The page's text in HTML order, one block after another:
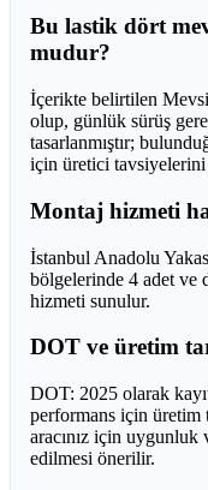
Bu lastik dört
mudur?
İçerikte belirtilen
olup, günlük sürüş
tasarlanmıştır;
için üretici tavsiyelerini
Montaj hizmeti
İstanbul Anadolu
bölgelerinde 4 adet ve
hizmeti sunulur.
DOT ve üretim
DOT: 2025 olarak
performans için
aracınız için uygunluk
edilmesi önerilir.